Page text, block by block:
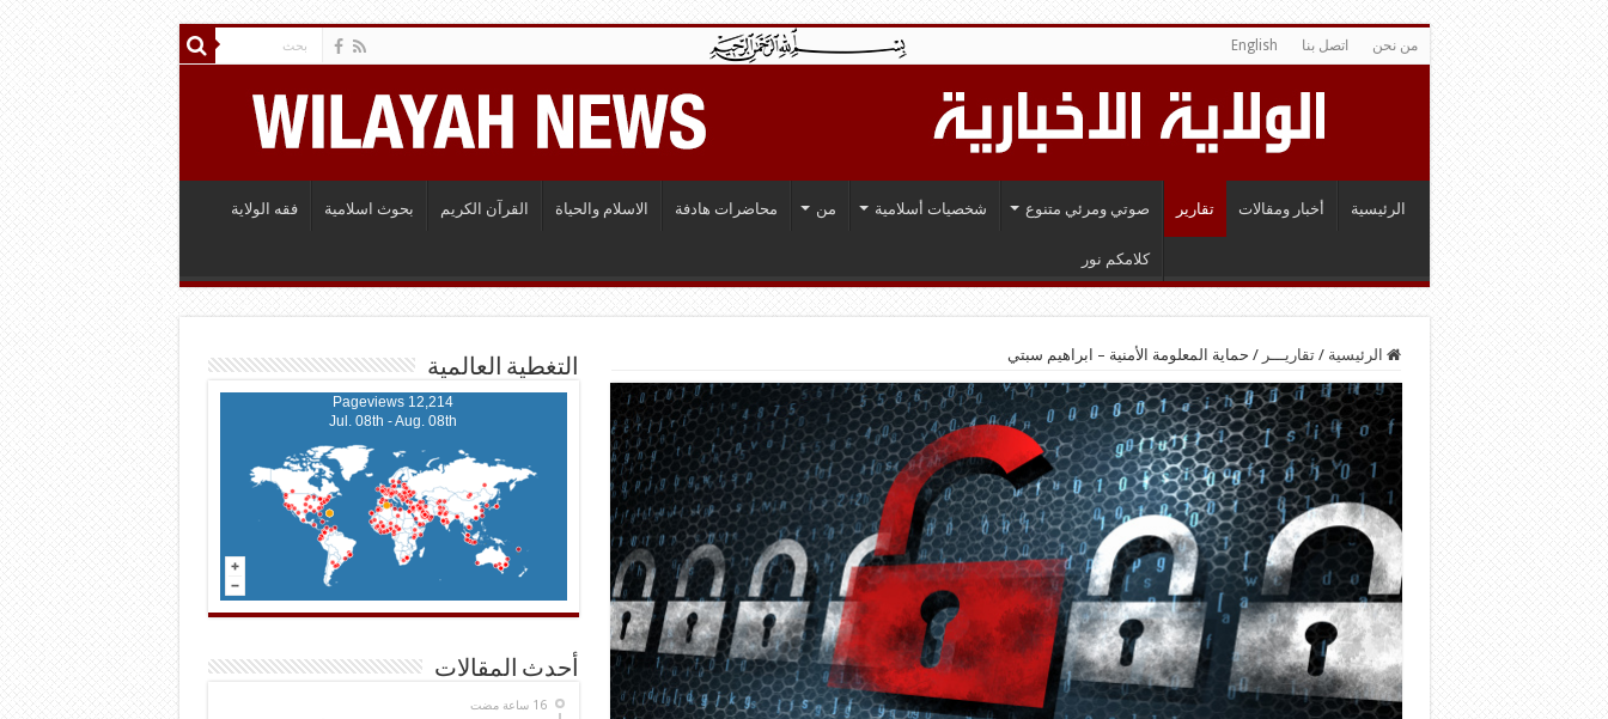
من نحن اتصل بنا English
الرئيسية أخبار ومقالات تقارير صوتي ومرئي متنوع شخصيات أسلامية من محاضرات هادفة الاسلام والحياة القرآن الكريم بحوث اسلامية فقه الولاية
كلامكم نور
الرئيسية / تقاريـــر / حماية المعلومة الأمنية – ابراهيم سبتي
التغطية العالمية
12,214 Pageviews
Jul. 08th - Aug. 08th
أحدث المقالات
‏16 ساعة مضت